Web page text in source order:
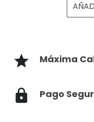
Máxima
Pago